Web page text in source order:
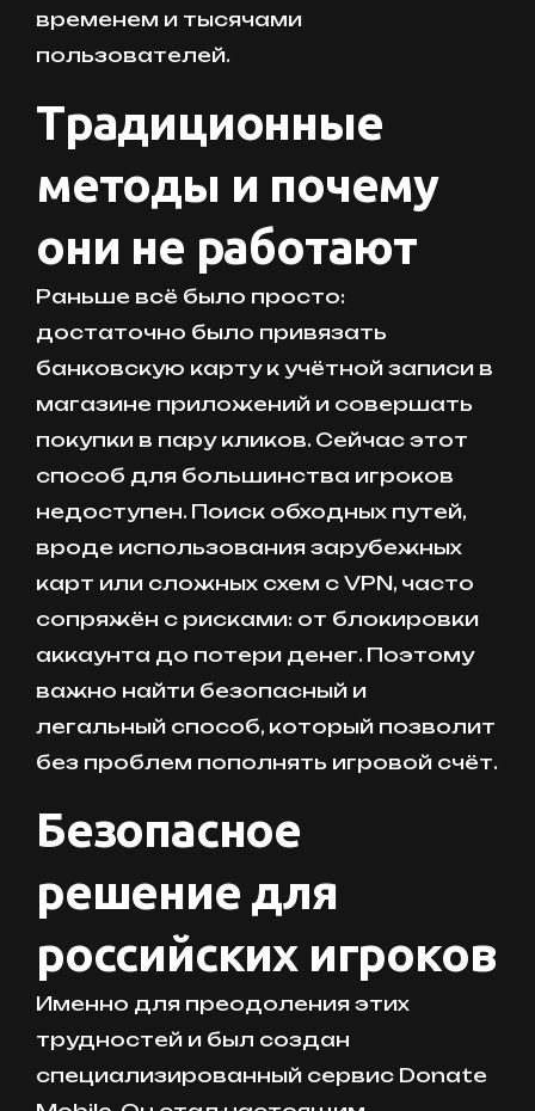
временем и тысячами
пользователей.
Традиционные
методы и почему
они не работают
Раньше всё было просто:
достаточно было привязать
банковскую карту к учётной записи в
магазине приложений и совершать
покупки в пару кликов. Сейчас этот
способ для большинства игроков
недоступен. Поиск обходных путей,
вроде использования зарубежных
карт или сложных схем с VPN, часто
сопряжён с рисками: от блокировки
аккаунта до потери денег. Поэтому
важно найти безопасный и
легальный способ, который позволит
без проблем пополнять игровой счёт.
Безопасное
решение для
российских игроков
Именно для преодоления этих
трудностей и был создан
специализированный сервис Donate